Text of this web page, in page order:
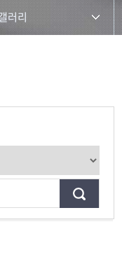
러리
인문학콘서트~2018
탐방~2018
기타 행사